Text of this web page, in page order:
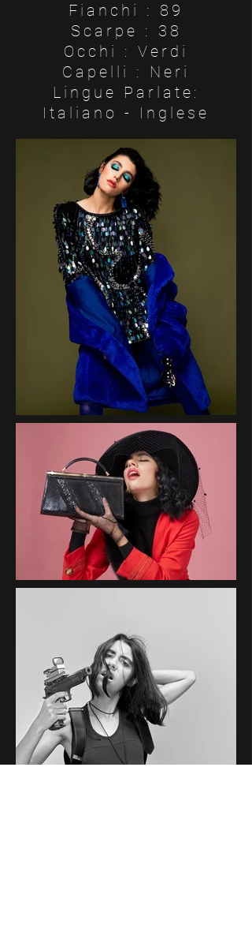
Fianchi : 89
Scarpe : 38
Occhi : Verdi
Capelli : Neri
Lingue Parlate:
Italiano - Inglese